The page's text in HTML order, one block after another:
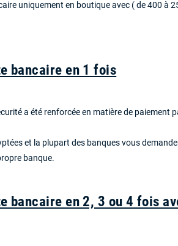
uniquement en boutique avec ( de 400 à
bancaire en 1 fois
a été renforcée en matière de paiement
et la plupart des banques vous
banque.
bancaire en 2, 3 ou 4 fois